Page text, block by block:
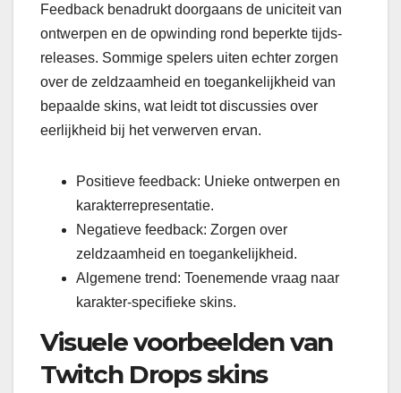
Feedback benadrukt doorgaans de uniciteit van
ontwerpen en de opwinding rond beperkte tijds-
releases. Sommige spelers uiten echter zorgen
over de zeldzaamheid en toegankelijkheid van
bepaalde skins, wat leidt tot discussies over
eerlijkheid bij het verwerven ervan.
Positieve feedback: Unieke ontwerpen en
karakterrepresentatie.
Negatieve feedback: Zorgen over
zeldzaamheid en toegankelijkheid.
Algemene trend: Toenemende vraag naar
karakter-specifieke skins.
Visuele voorbeelden van
Twitch Drops skins